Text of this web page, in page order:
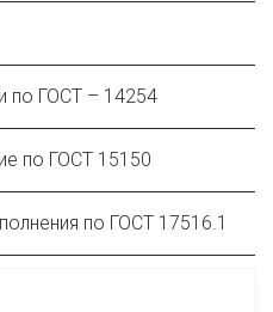
по ГОСТ – 14254
по ГОСТ 15150
по ГОСТ 17516.1